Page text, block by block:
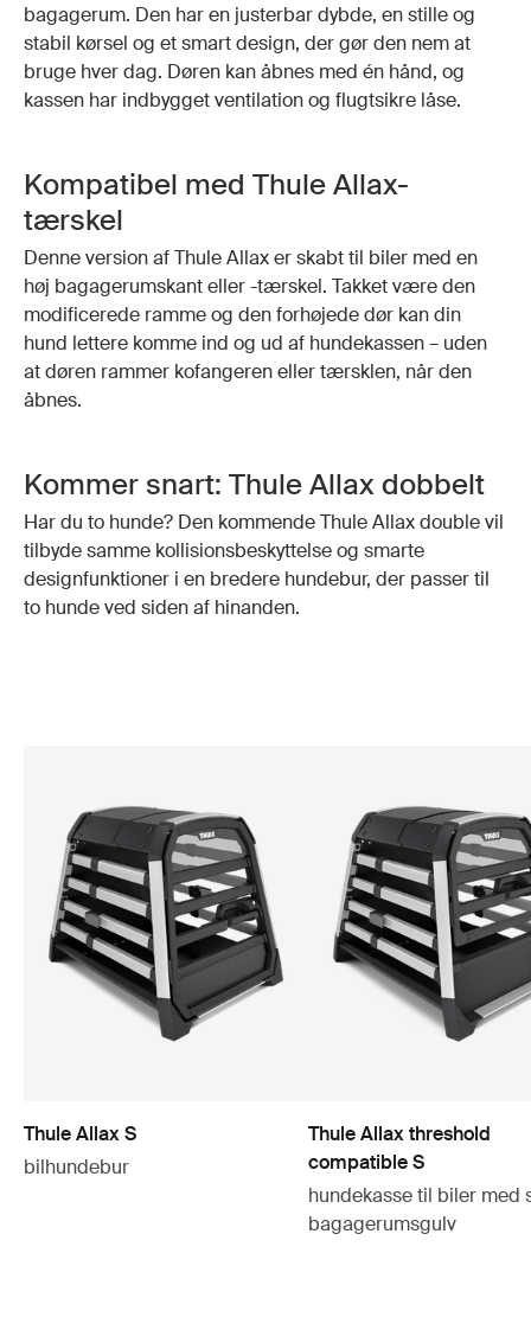
bagagerum. Den har en justerbar dybde, en stille og
stabil kørsel og et smart design, der gør den nem at
bruge hver dag. Døren kan åbnes med én hånd, og
kassen har indbygget ventilation og flugtsikre låse.
Kompatibel med Thule Allax-
tærskel
Denne version af Thule Allax er skabt til biler med en
høj bagagerumskant eller -tærskel. Takket være den
modificerede ramme og den forhøjede dør kan din
hund lettere komme ind og ud af hundekassen – uden
at døren rammer kofangeren eller tærsklen, når den
åbnes.
Kommer snart: Thule Allax dobbelt
Har du to hunde? Den kommende Thule Allax double vil
tilbyde samme kollisionsbeskyttelse og smarte
designfunktioner i en bredere hundebur, der passer til
to hunde ved siden af hinanden.
Thule Allax S
bilhundebur
Thule Allax threshold
compatible S
hundekasse til biler med
bagagerumsgulv